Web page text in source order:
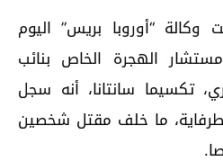
“أوروبا بريس” اليوم
الهجرة الخاص بنائب
تكسيما سانتانا، أنه سجل
ما خلف مقتل شخصين